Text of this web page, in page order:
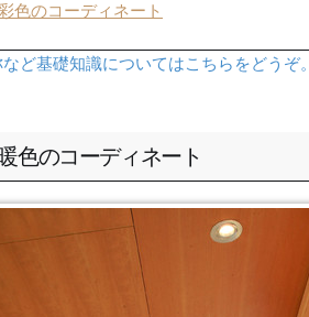
色のコーディネート
ど基礎知識についてはこちらをどうぞ。
色のコーディネート